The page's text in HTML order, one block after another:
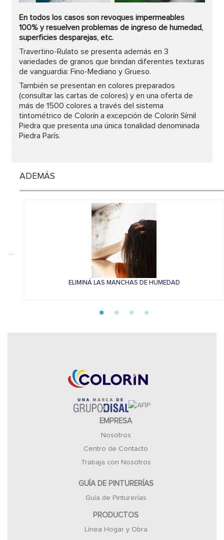
En todos los casos son revoques impermeables
100% y resuelven problemas de ingreso de humedad,
superficies desparejas, etc.
Travertino-Rulato se presenta además en 3
variedades de granos que brindan diferentes texturas
de vanguardia: Fino-Mediano y Grueso.
También se presentan en colores preparados
(consultar las cartas de colores) y en una oferta de
más de 1500 colores a través del sistema
tintométrico de Colorín a excepción de Colorín Símil
Piedra que presenta una única tonalidad denominada
Piedra París.
ADEMÁS
ELIMINÁ LAS MANCHAS DE HUMEDAD
EMPRESA
Nosotros
Centro de Contacto
Trabaja con Nosotros
GUÍA DE PINTURERÍAS
Guía de Pinturerías
PRODUCTOS
Línea Hogar y Obra